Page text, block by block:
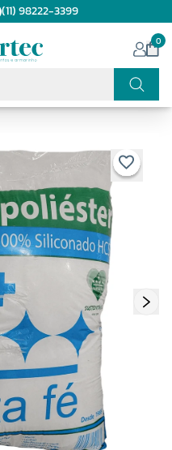
(11) 98222-3399
0